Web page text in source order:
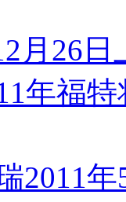
月26
年福
2011